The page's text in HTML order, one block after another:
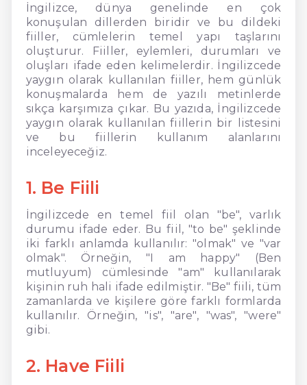
İngilizce, dünya genelinde en çok
konuşulan dillerden biridir ve bu dildeki
fiiller, cümlelerin temel yapı taşlarını
oluşturur. Fiiller, eylemleri, durumları ve
oluşları ifade eden kelimelerdir. İngilizcede
yaygın olarak kullanılan fiiller, hem günlük
konuşmalarda hem de yazılı metinlerde
sıkça karşımıza çıkar. Bu yazıda, İngilizcede
yaygın olarak kullanılan fiillerin bir listesini
ve bu fiillerin kullanım alanlarını
inceleyeceğiz.
1. Be Fiili
İngilizcede en temel fiil olan "be", varlık
durumu ifade eder. Bu fiil, "to be" şeklinde
iki farklı anlamda kullanılır: "olmak" ve "var
olmak". Örneğin, "I am happy" (Ben
mutluyum) cümlesinde "am" kullanılarak
kişinin ruh hali ifade edilmiştir. "Be" fiili, tüm
zamanlarda ve kişilere göre farklı formlarda
kullanılır. Örneğin, "is", "are", "was", "were"
gibi.
2. Have Fiili